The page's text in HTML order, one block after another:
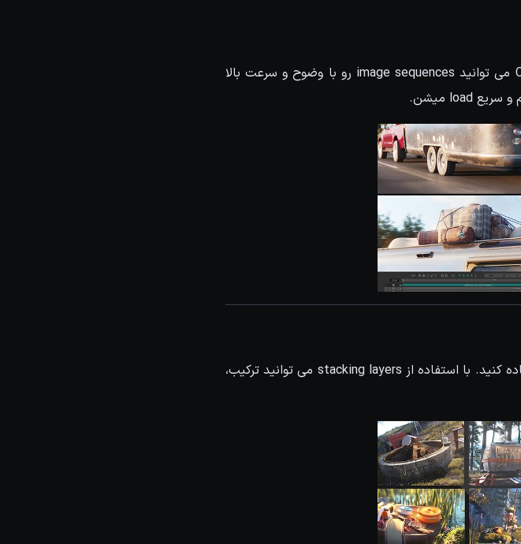
با استفاده از سیستم smart caching نرم افزار Chaos Player می توانید image sequences رو با وضوح و سرعت بالا
با این قابلیت می توانید از چند لایه برای پخش همزمان استفاده کنید. با استفاده از stacking layers می توانید ترکیب،